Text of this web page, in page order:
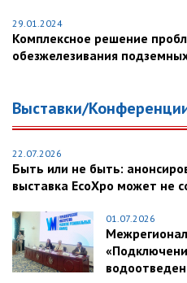
29.01.2024
Комплексное решение
обезжелезивания
Выставки/
22.07.2026
Быть или не быть:
выставка EcoXpo может не
01.07.2026